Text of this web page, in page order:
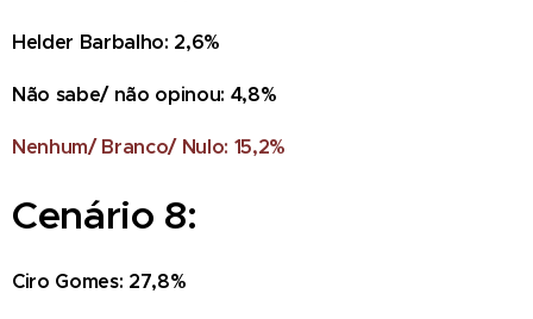
Helder Barbalho: 2,6%
Não sabe/ não opinou: 4,8%
Nenhum/ Branco/ Nulo: 15,2%
Cenário 8:
Ciro Gomes: 27,8%